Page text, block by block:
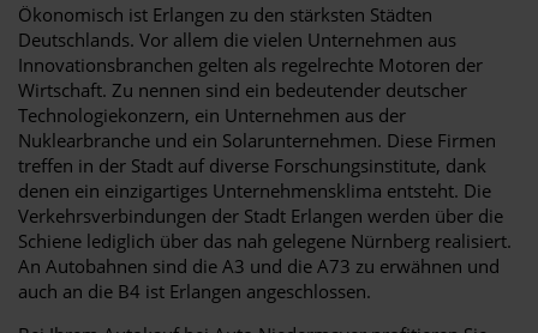
Ökonomisch ist Erlangen zu den stärksten Städten
Deutschlands. Vor allem die vielen Unternehmen aus
Innovationsbranchen gelten als regelrechte Motoren der
Wirtschaft. Zu nennen sind ein bedeutender deutscher
Technologiekonzern, ein Unternehmen aus der
Nuklearbranche und ein Solarunternehmen. Diese Firmen
treffen in der Stadt auf diverse Forschungsinstitute, dank
denen ein einzigartiges Unternehmensklima entsteht. Die
Verkehrsverbindungen der Stadt Erlangen werden über die
Schiene lediglich über das nah gelegene Nürnberg realisiert.
An Autobahnen sind die A3 und die A73 zu erwähnen und
auch an die B4 ist Erlangen angeschlossen.